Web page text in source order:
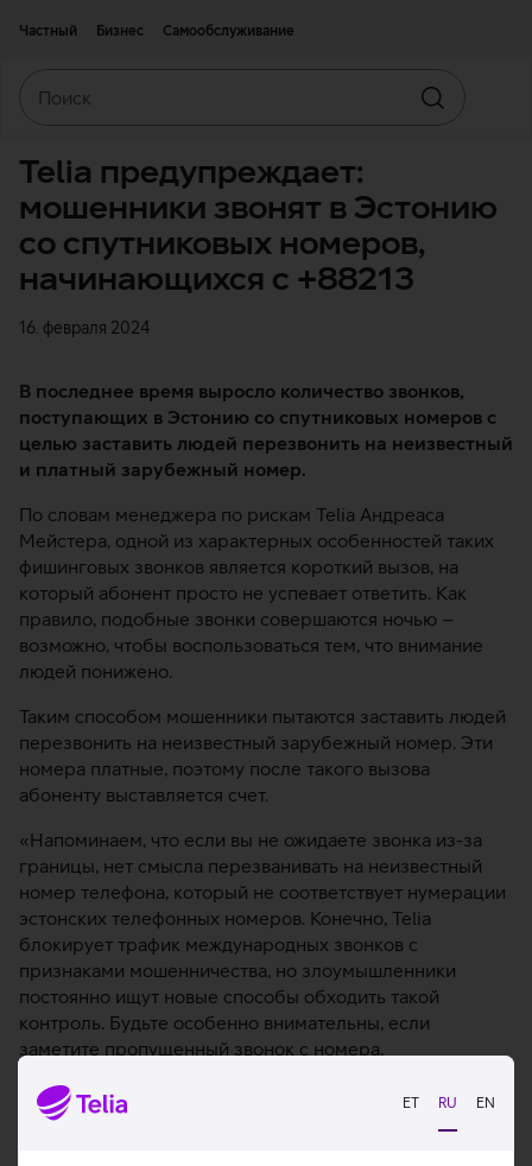
ET RU EN
Частный
Бизнес Самообслуживание
Искать
Telia предупреждает:
мошенники звонят в Эстонию
со спутниковых номеров,
начинающихся с +88213
16. февраля 2024
В последнее время выросло количество звонков,
поступающих в Эстонию со спутниковых номеров с
целью заставить людей перезвонить на неизвестный
и платный зарубежный номер.
По словам менеджера по рискам Telia Андреаса
Мейстера, одной из характерных особенностей таких
фишинговых звонков является короткий вызов, на
который абонент просто не успевает ответить. Как
правило, подобные звонки совершаются ночью –
возможно, чтобы воспользоваться тем, что внимание
людей понижено.
Таким способом мошенники пытаются заставить людей
перезвонить на неизвестный зарубежный номер. Эти
номера платные, поэтому после такого вызова
абоненту выставляется счет.
«Напоминаем, что если вы не ожидаете звонка из-за
границы, нет смысла перезванивать на неизвестный
номер телефона, который не соответствует нумерации
эстонских телефонных номеров. Конечно, Telia
блокирует трафик международных звонков с
признаками мошенничества, но злоумышленники
постоянно ищут новые способы обходить такой
контроль. Будьте особенно внимательны, если
заметите пропущенный звонок с номера,
перезванивать на такие номера без острой
необходимости», – сказал менеджер по рискам Telia.